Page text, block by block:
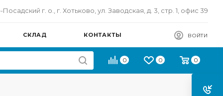
г. о., г. Хотьково, ул. Заводская, д. 3, стр. 1, офис 39
СКЛАД КОНТАКТЫ ВОЙТИ
0 0 0